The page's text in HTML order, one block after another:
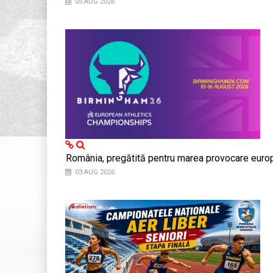
România, pregătită pentru marea provocare
03 AUG 2026